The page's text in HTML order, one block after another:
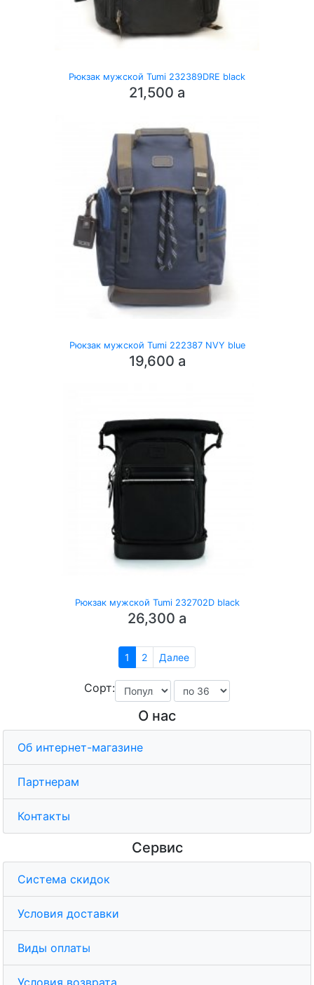
Рюкзак мужской Tumi 232389DRE black
21,500 a
Рюкзак мужской Tumi 222387 NVY blue
19,600 a
Рюкзак мужской Tumi 232702D black
26,300 a
1 2 Далее
Сорт:
О нас
Об интернет-магазине
Партнерам
Контакты
Сервис
Система скидок
Условия доставки
Виды оплаты